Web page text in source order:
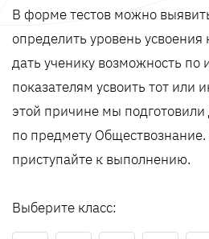
В форме тестов можно
определить уровень усвоения
дать ученику возможность
показателям усвоить тот или
этой причине мы подготовили
по предмету
приступайте к выполнению.
Выберите класс: